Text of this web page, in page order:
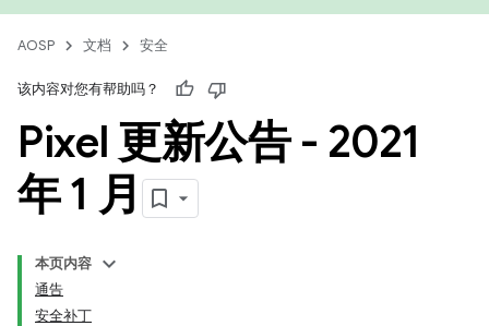
AOSP 文档 安全
该内容对您有帮助吗？
Pixel 更新公告 - 2021
年 1 月
本页内容
通告
安全补丁